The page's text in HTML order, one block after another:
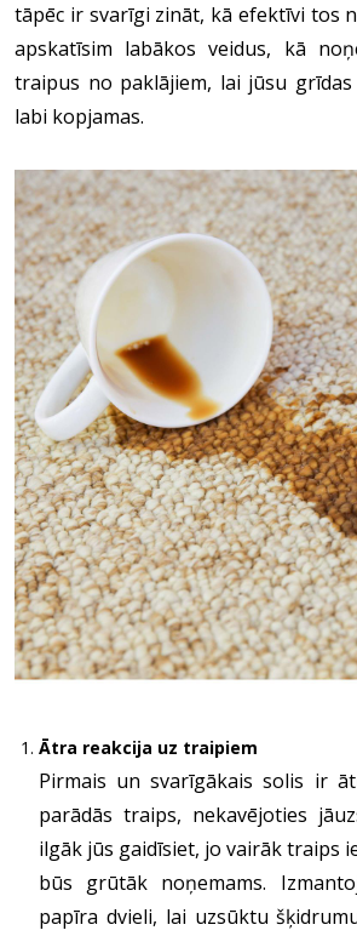
tāpēc ir svarīgi zināt, kā efektīvi tos
apskatīsim labākos veidus, kā
traipus no paklājiem, lai jūsu
labi kopjamas.
Ātra reakcija uz traipiem
Pirmais un svarīgākais solis ir
parādās traips, nekavējoties
ilgāk jūs gaidīsiet, jo vairāk traips
būs grūtāk noņemams.
papīra dvieli, lai uzsūktu